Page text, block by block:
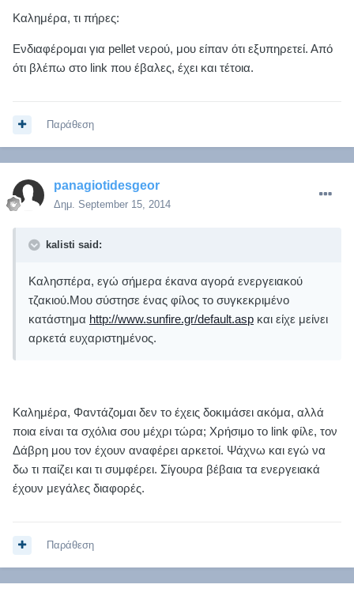
Καλημέρα, τι πήρες:
Ενδιαφέρομαι για pellet νερού, μου είπαν ότι εξυπηρετεί. Από
ότι βλέπω στο link που έβαλες, έχει και τέτοια.
Παράθεση
panagiotidesgeor
Δημ. September 15, 2014
kalisti said:
Καλησπέρα, εγώ σήμερα έκανα αγορά ενεργειακού
τζακιού.Μου σύστησε ένας φίλος το συγκεκριμένο
κατάστημα http://www.sunfire.gr/default.asp και είχε μείνει
αρκετά ευχαριστημένος.
Καλημέρα, Φαντάζομαι δεν το έχεις δοκιμάσει ακόμα, αλλά
ποια είναι τα σχόλια σου μέχρι τώρα; Χρήσιμο το link φίλε, τον
Δάβρη μου τον έχουν αναφέρει αρκετοί. Ψάχνω και εγώ να
δω τι παίζει και τι συμφέρει. Σίγουρα βέβαια τα ενεργειακά
έχουν μεγάλες διαφορές.
Παράθεση